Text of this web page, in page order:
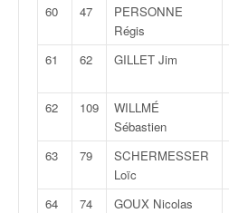
60
47
PERSONNE
Régis
61
62 GILLET Jim
62
109
WILLMÉ
Sébastien
63
79
SCHERMESSER
Loïc
64
74 GOUX Nicolas